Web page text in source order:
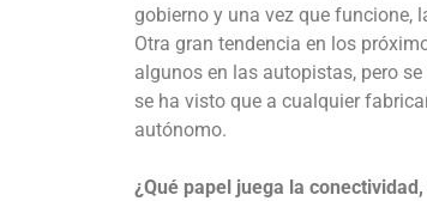
gobierno y una vez que funcione,
Otra gran tendencia en los
algunos en las autopistas, pero
se ha visto que a cualquier
autónomo.
¿Qué papel juega la